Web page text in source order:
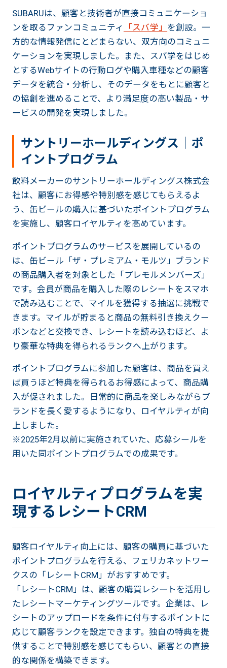
SUBARUは、顧客と技術者が直接コミュニケーショ
ンを取るファンコミュニティ
「スバ学」 を創設。一
方的な情報発信にとどまらない、双方向のコミュニ
ケーションを実現しました。また、スバ学をはじめ
とするWebサイトの行動ログや購入車種などの顧客
データを統合・分析し、そのデータをもとに顧客と
の協創を進めることで、より満足度の高い製品・サ
ービスの開発を実現しました。
サントリーホールディングス｜ポ
イントプログラム
飲料メーカーのサントリーホールディングス株式会
社は、顧客にお得感や特別感を感じてもらえるよ
う、缶ビールの購入に基づいたポイントプログラム
を実施し、顧客ロイヤルティを高めています。
ポイントプログラムのサービスを展開しているの
は、缶ビール「ザ・プレミアム・モルツ」ブランド
の商品購入者を対象とした「プレモルメンバーズ」
です。会員が商品を購入した際のレシートをスマホ
で読み込むことで、マイルを獲得する抽選に挑戦で
きます。マイルが貯まると商品の無料引き換えクー
ポンなどと交換でき、レシートを読み込むほど、よ
り豪華な特典を得られるランクへ上がります。
ポイントプログラムに参加した顧客は、商品を買え
ば買うほど特典を得られるお得感によって、商品購
入が促されました。日常的に商品を楽しみながらブ
ランドを長く愛するようになり、ロイヤルティが向
上しました。
※2025年2月以前に実施されていた、応募シールを
用いた同ポイントプログラムでの成果です。
ロイヤルティプログラムを実
現するレシートCRM
顧客ロイヤルティ向上には、顧客の購買に基づいた
ポイントプログラムを行える、フェリカネットワー
クスの「レシートCRM」がおすすめです。
「レシートCRM」は、顧客の購買レシートを活用し
たレシートマーケティングツールです。企業は、レ
シートのアップロードを条件に付与するポイントに
応じて顧客ランクを設定できます。独自の特典を提
供することで特別感を感じてもらい、顧客との直接
的な関係を構築できます。